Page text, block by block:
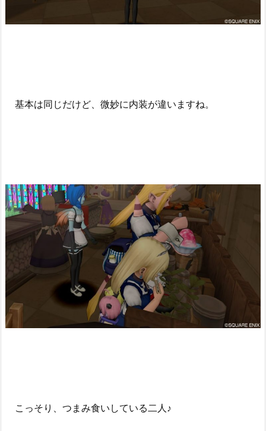
基本は同じだけど、微妙に内装が違いますね。
こっそり、つまみ食いしている二人♪